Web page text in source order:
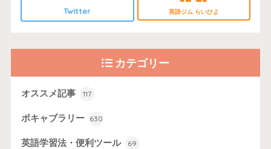
Twitter 英語ジム らいひよ
カテゴリー
オススメ記事 117
ボキャブラリー 630
英語学習法・便利ツール 69